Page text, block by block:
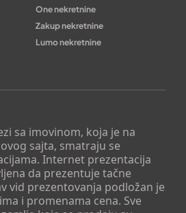
sa imovinom, koja je na
sajta, smatraju se
Internet prezentacija
da prezentuje tačne
vid prezentovanja podložan je
i promenama cena. Sve
One nekretnine
Zakup nekretnine
Lumo nekretnine